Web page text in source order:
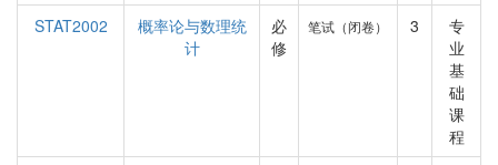
STAT2002
概率论与数理统
计
必
修
笔试（闭卷） 3
专
业
基
础
课
程